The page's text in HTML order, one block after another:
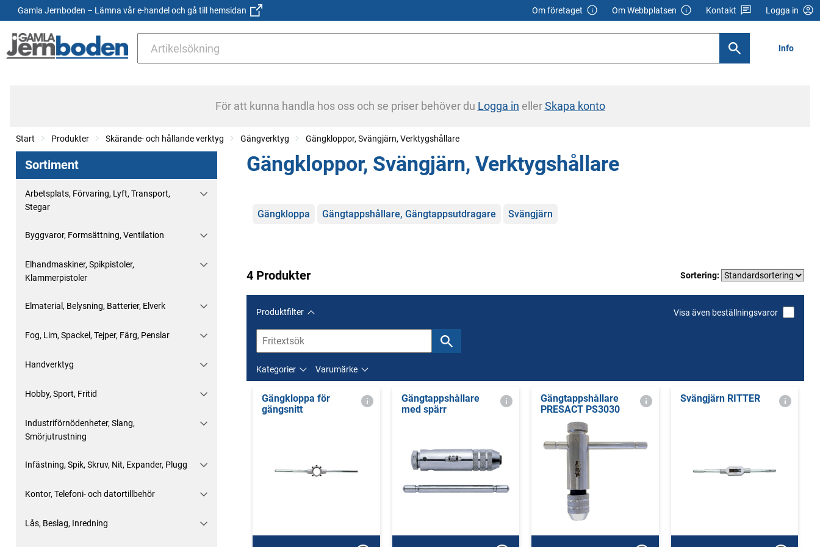
Gamla Jernboden – Lämna vår e-handel och gå till hemsidan Om företaget Om Webbplatsen Kontakt Logga in
Info
För att kunna handla hos oss och se priser behöver du Logga in ellerSkapa konto
Start Produkter Skärande- och hållande verktyg Gängverktyg Gängkloppor, Svängjärn, Verktygshållare
Sortiment
Arbetsplats, Förvaring, Lyft, Transport,
Stegar
Byggvaror, Formsättning, Ventilation
Elhandmaskiner, Spikpistoler,
Klammerpistoler
Elmaterial, Belysning, Batterier, Elverk
Fog, Lim, Spackel, Tejper, Färg, Penslar
Handverktyg
Hobby, Sport, Fritid
Industriförnödenheter, Slang,
Smörjutrustning
Infästning, Spik, Skruv, Nit, Expander, Plugg
Kontor, Telefoni- och datortillbehör
Lås, Beslag, Inredning
Gängkloppor, Svängjärn, Verktygshållare
Kategorier
Gängkloppa Gängtappshållare, Gängtappsutdragare Svängjärn
4 Produkter Sortering:
Produktfilter Visa även beställningsvaror
Kategorier Varumärke
Gängkloppa för
gängsnitt
Gängtappshållare
med spärr
Gängtappshållare
PRESACT PS3030
Svängjärn RITTER